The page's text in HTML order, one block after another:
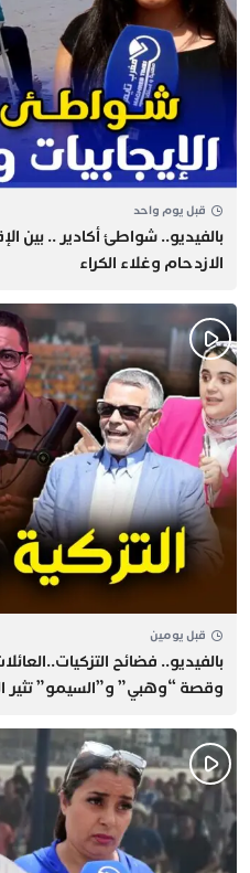
قبل يوم واحد
بالفيديو.. شواطئ أكادير .. بين
الازدحام وغلاء الكراء
قبل يومين
بالفيديو.. فضائح
وقصة “وهبي” و”السيمو” تثير